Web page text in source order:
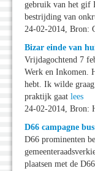
gebruik van het gif
bestrijding van
24-02-2014, Bron:
Bizar einde van
Vrijdagochtend 7
Werk en Inkomen.
hebt. Ik wilde
praktijk gaat lees
24-02-2014, Bron:
D66 campagne
D66 prominenten
plaatsen met de